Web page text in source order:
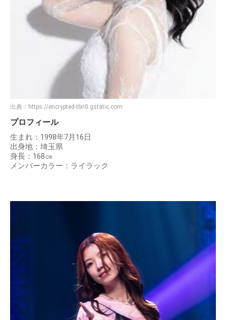
出典： https://encrypted-tbn0.gstatic.com
プロフィール
生まれ：1998年7月16日
出身地：埼玉県
身長：168㎝
メンバーカラー：ライラック